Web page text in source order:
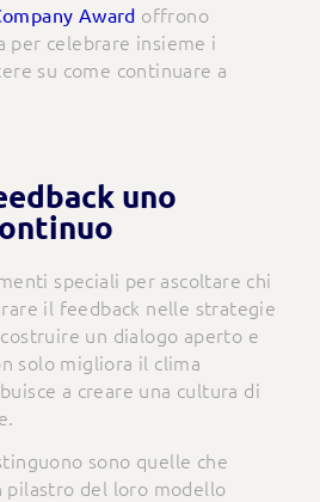
Award offrono
per celebrare insieme i
su come continuare a
uno
speciali per ascoltare chi
il feedback nelle strategie
un dialogo aperto e
solo migliora il clima
a creare una cultura di
sono quelle che
pilastro del loro modello